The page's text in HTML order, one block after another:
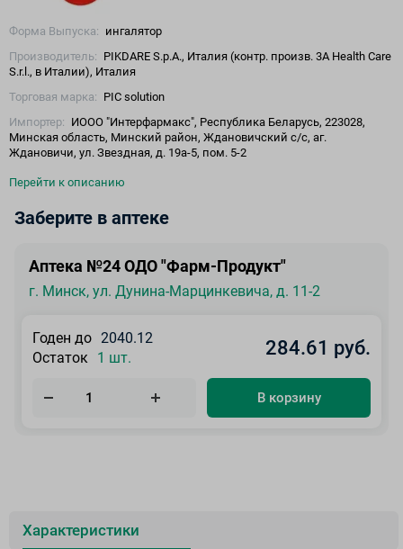
Форма Выпуска: ингалятор
Производитель: PIKDARE S.p.A., Италия (контр. произв. 3A Health Care
S.r.l., в Италии), Италия
Торговая марка: PIC solution
Импортер: ИООО "Интерфармакс", Республика Беларусь, 223028,
Минская область, Минский район, Ждановичский с/с, аг.
Ждановичи, ул. Звездная, д. 19а-5, пом. 5-2
Перейти к описанию
Заберите в аптеке
Аптека №24 ОДО "Фарм-Продукт"
г. Минск, ул. Дунина-Марцинкевича, д. 11-2
Годен до 2040.12
Остаток
1 шт. 284.61 руб.
В корзину
Характеристики